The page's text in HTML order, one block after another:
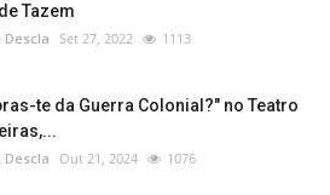
Tazem
Descla Set 27, 2022 1113
te da Guerra Colonial?" no Teatro
Descla Out 21, 2024 1076